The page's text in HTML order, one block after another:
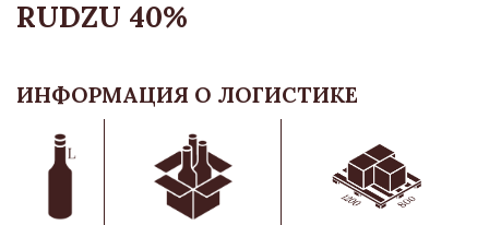
RUDZU 40%
ИНФОРМАЦИЯ О ЛОГИСТИКЕ